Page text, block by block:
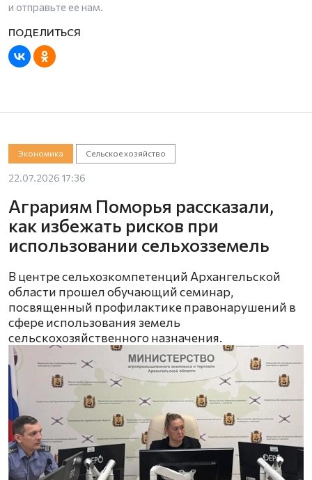
и отправьте ее нам.
Экономика Сельское хозяйство
22.07.2026 17:36
Аграриям Поморья рассказали,
как избежать рисков при
использовании сельхозземель
В центре сельхозкомпетенций Архангельской
области прошел обучающий семинар,
посвященный профилактике правонарушений в
сфере использования земель
сельскохозяйственного назначения.